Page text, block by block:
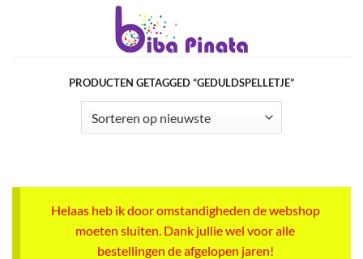
PRODUCTEN GETAGGED “GEDULDSPELLETJE”
Helaas heb ik door omstandigheden de webshop
moeten sluiten. Dank jullie wel voor alle
bestellingen de afgelopen jaren!